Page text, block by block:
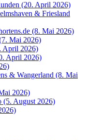
(20. April 2026)
& Friesland
(8. Mai 2026)
Mai 2026)
April 2026)
April 2026)
& Wangerland (8. Mai
2026)
(5. August 2026)